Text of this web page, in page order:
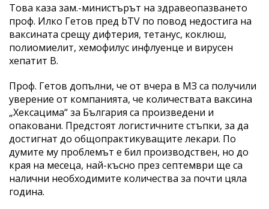
Това каза зам.-министърът на здравеопазването
проф. Илко Гетов пред bTV по повод недостига на
ваксината срещу дифтерия, тетанус, коклюш,
полиомиелит, хемофилус инфлуенце и вирусен
хепатит В.
Проф. Гетов допълни, че от вчера в МЗ са получили
уверение от компанията, че количествата ваксина
„Хексацима“ за България са произведени и
опаковани. Предстоят логистичните стъпки, за да
достигнат до общопрактикуващите лекари. По
думите му проблемът е бил производствен, но до
края на месеца, най-късно през септември ще са
налични необходимите количества за почти цяла
година.